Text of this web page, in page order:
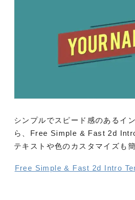
シンプルでスピード感のあるイ
ら、Free Simple & Fast 2d
テキストや色のカスタマイズも
Free Simple & Fast 2d Intro